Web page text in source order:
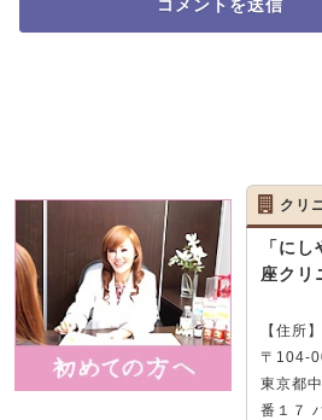
クリ
「に
座クリ
【住所】
〒104-
東京都
番１７